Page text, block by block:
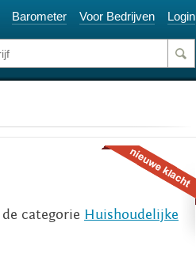
Barometer Voor Bedrijven Login
categorie Huishoudelijke